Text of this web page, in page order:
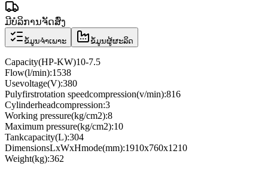
ມີບໍລິການຈັດສົ່ງ
ຂໍ້ມູນຈຳເພາະ ຂໍ້ມູນຜູ້ຜະລິດ
Capacity(HP-KW)10-7.5
Flow(l/min):1538
Usevoltage(V):380
Pulyfirstrotation speedcompression(v/min):816
Cylinderheadcompression:3
Working pressure(kg/cm2):8
Maximum pressure(kg/cm2):10
Tankcapacity(L):304
DimensionsLxWxHmode(mm):1910x760x1210
Weight(kg):362